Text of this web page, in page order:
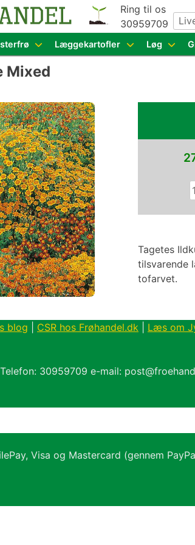
grøntsagsfrø fra hele Europa – få
Ring til os
30959709
Læggekartofler Løg
Mixed
Tagetes
tilsvarende
tofarvet.
blog CSR hos Frøhandel.dk Læs om
30959709 e-mail:
Visa og Mastercard (gennem